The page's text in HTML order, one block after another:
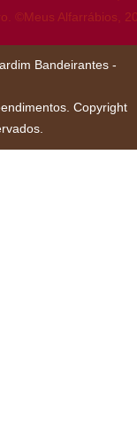
Bandeirantes -
Copyright